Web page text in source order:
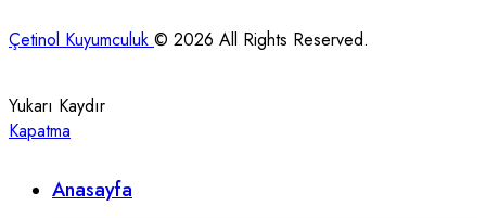
Çetinol Kuyumculuk © 2026 All Rights Reserved.
Yukarı Kaydır
Kapatma
Anasayfa